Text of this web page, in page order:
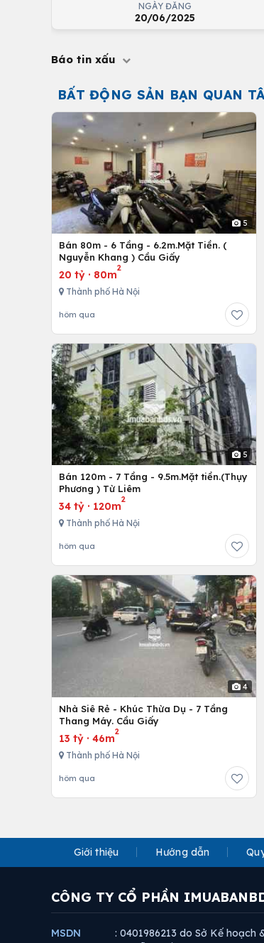
NGÀY ĐĂNG
20/06/2025
Báo tin xấu
BẤT ĐỘNG SẢN BẠN QUAN
5
Bán 80m - 6 Tầng - 6.2m.Mặt Tiền. (
Nguyễn Khang ) Cầu Giấy
20 tỷ · 80m
2
Thành phố Hà Nội
hôm qua
5
Bán 120m - 7 Tầng - 9.5m.Mặt tiền.(Thụy
Phương ) Từ Liêm
34 tỷ · 120m
2
Thành phố Hà Nội
hôm qua
4
Nhà Siê Rẻ - Khúc Thừa Dụ - 7 Tầng
Thang Máy. Cầu Giấy
13 tỷ · 46m
2
Thành phố Hà Nội
hôm qua
Giới thiệu Hướng dẫn
CÔNG TY CỔ PHẦN
MSDN
: 0401986213 do Sở Kế hoạch